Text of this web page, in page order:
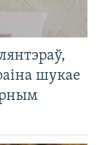
шукае